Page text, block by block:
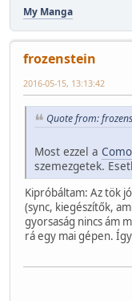
My Manga
frozenstein
2016-05-15, 13:13:42
Quote from:
Most ezzel a
szemezgetek.
Kipróbáltam: Az tök
(sync, kiegészítők,
gyorsaság nincs ám
rá egy mai gépen.